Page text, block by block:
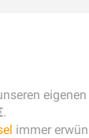
.
immer